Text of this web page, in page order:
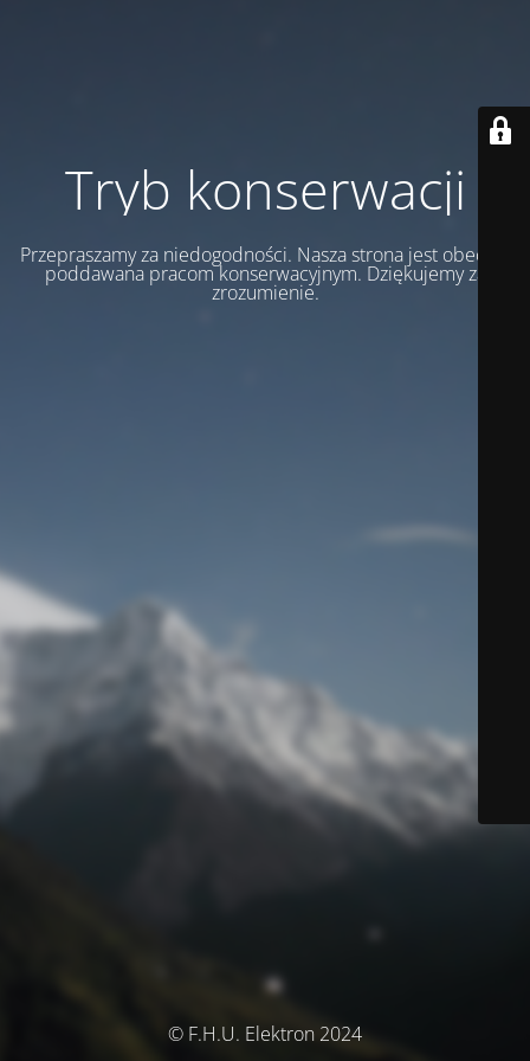
Tryb konserwacji
Przepraszamy za niedogodności. Nasza strona jest obecnie
poddawana pracom konserwacyjnym. Dziękujemy za
zrozumienie.
© F.H.U. Elektron 2024